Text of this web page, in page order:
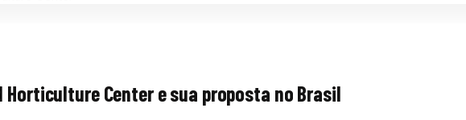
Horticulture Center e sua proposta no Brasil